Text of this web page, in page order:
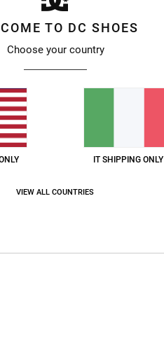
TO DC SHOES
Choose your country
IT SHIPPING ONLY
VIEW ALL COUNTRIES